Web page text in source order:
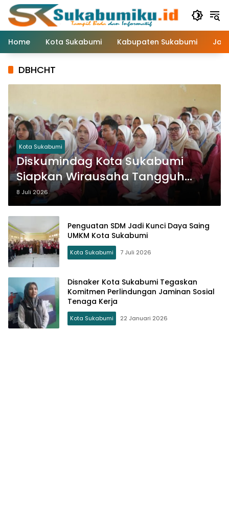
Langsung
konten
Home
Kota Sukabumi Kabupaten Sukabumi
DBHCHT
Kota Sukabumi
Diskumindag Kota Sukabumi
Siapkan Wirausaha Tangguh
Lewat Pelatihan Vokasi
8 Juli 2026
Penguatan SDM Jadi Kunci Daya Saing
UMKM Kota Sukabumi
Kota Sukabumi 7 Juli 2026
Disnaker Kota Sukabumi Tegaskan
Komitmen Perlindungan Jaminan Sosial
Tenaga Kerja
Kota Sukabumi 22 Januari 2026